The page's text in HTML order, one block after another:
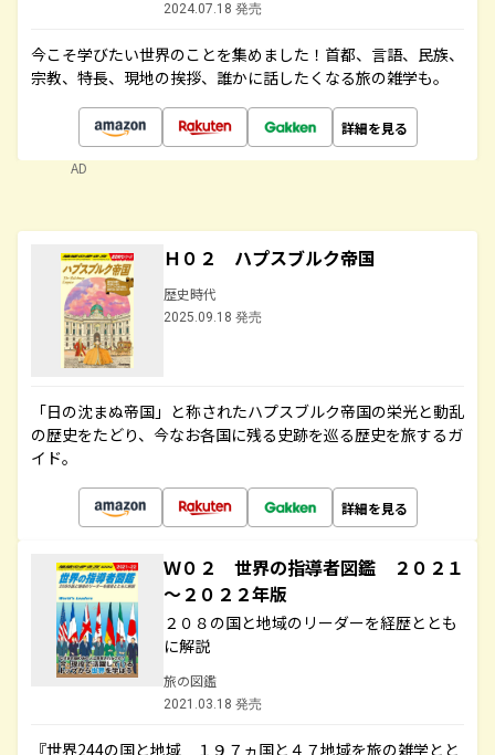
2024.07.18 発売
今こそ学びたい世界のことを集めました！首都、言語、民族、
宗教、特長、現地の挨拶、誰かに話したくなる旅の雑学も。
詳細を見る
AD
Ｈ０２ ハプスブルク帝国
歴史時代
2025.09.18 発売
「日の沈まぬ帝国」と称されたハプスブルク帝国の栄光と動乱
の歴史をたどり、今なお各国に残る史跡を巡る歴史を旅するガ
イド。
詳細を見る
Ｗ０２ 世界の指導者図鑑 ２０２１
～２０２２年版
２０８の国と地域のリーダーを経歴ととも
に解説
旅の図鑑
2021.03.18 発売
『世界244の国と地域 １９７ヵ国と４７地域を旅の雑学とと